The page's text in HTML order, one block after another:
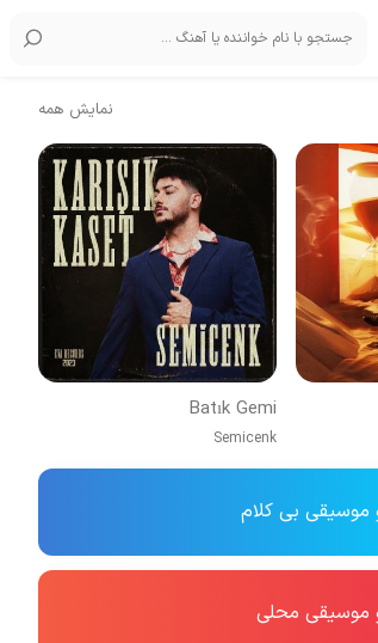
نمایش همه
Batık Gemi
Semicenk
موسیقی بی کلام
موسیقی محلی